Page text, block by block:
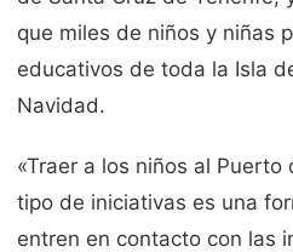
que miles de niños y niñas
educativos de toda la Isla
Navidad.
«Traer a los niños al
tipo de iniciativas es una
entren en contacto con las